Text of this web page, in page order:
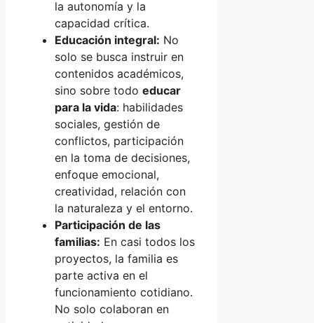
la autonomía y la
capacidad crítica.
Educación integral: No
solo se busca instruir en
contenidos académicos,
sino sobre todo educar
para la vida: habilidades
sociales, gestión de
conflictos, participación
en la toma de decisiones,
enfoque emocional,
creatividad, relación con
la naturaleza y el entorno.
Participación de las
familias: En casi todos los
proyectos, la familia es
parte activa en el
funcionamiento cotidiano.
No solo colaboran en